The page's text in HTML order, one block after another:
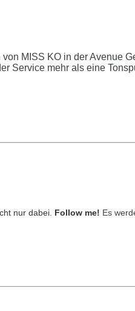
MISS KO in der Avenue
Service mehr als eine
nur dabei. Follow me! Es